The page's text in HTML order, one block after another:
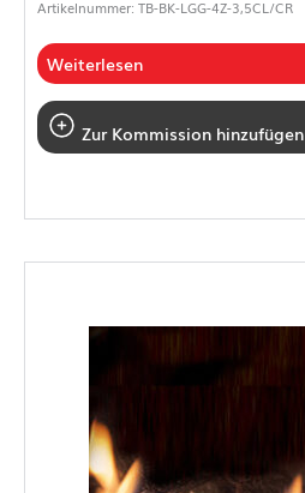
Artikelnummer: TB-BK-LGG-4Z-3,5CL/CR
Weiterlesen
Zur Kommission hinzufügen